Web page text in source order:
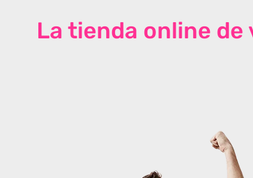
La tienda online de